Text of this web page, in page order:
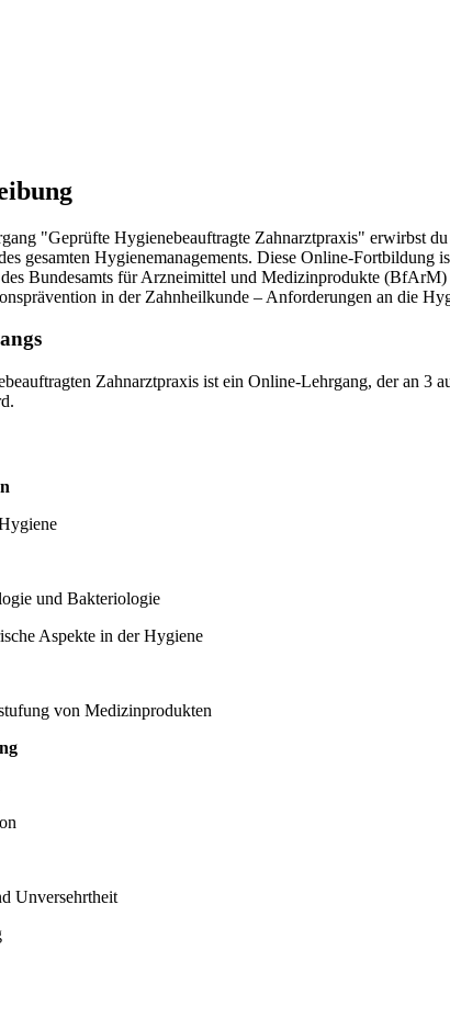
"Geprüfte Hygienebeauftragte Zahnarztpraxis" erwirbst
gesamten Hygienemanagements. Diese Online-
Bundesamts für Arzneimittel und Medizinprodukte
in der Zahnheilkunde – Anforderungen an die
Zahnarztpraxis ist ein Online-Lehrgang, der an 3
und Bakteriologie
Aspekte in der Hygiene
von Medizinprodukten
Unversehrtheit